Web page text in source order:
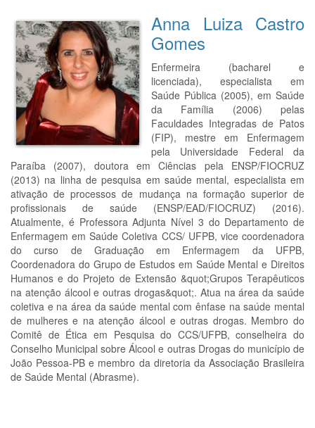
Anna Luiza Castro
Gomes
Enfermeira (bacharel e
licenciada), especialista em
Saúde Pública (2005), em Saúde
da Família (2006) pelas
Faculdades Integradas de Patos
(FIP), mestre em Enfermagem
pela Universidade Federal da
Paraíba (2007), doutora em Ciências pela ENSP/FIOCRUZ
(2013) na linha de pesquisa em saúde mental, especialista em
ativação de processos de mudança na formação superior de
profissionais de saúde (ENSP/EAD/FIOCRUZ) (2016).
Atualmente, é Professora Adjunta Nível 3 do Departamento de
Enfermagem em Saúde Coletiva CCS/ UFPB, vice coordenadora
do curso de Graduação em Enfermagem da UFPB,
Coordenadora do Grupo de Estudos em Saúde Mental e Direitos
Humanos e do Projeto de Extensão &quot;Grupos Terapêuticos
na atenção álcool e outras drogas&quot;. Atua na área da saúde
coletiva e na área da saúde mental com ênfase na saúde mental
de mulheres e na atenção álcool e outras drogas. Membro do
Comitê de Ética em Pesquisa do CCS/UFPB, conselheira do
Conselho Municipal sobre Álcool e outras Drogas do município de
João Pessoa-PB e membro da diretoria da Associação Brasileira
de Saúde Mental (Abrasme).